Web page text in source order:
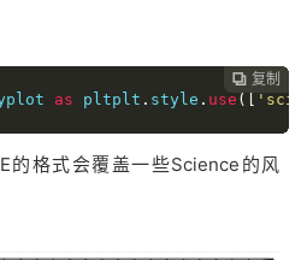
 复制
as pltplt . style . use ([
的格式会覆盖一些Science的风